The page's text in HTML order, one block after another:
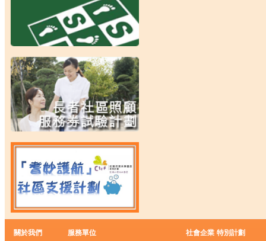
關於我們 服務單位 社會企業 特別計劃